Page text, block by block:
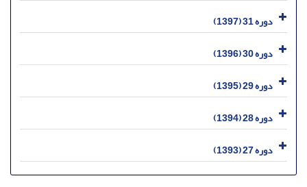
دوره 31 (1397)
دوره 30 (1396)
دوره 29 (1395)
دوره 28 (1394)
دوره 27 (1393)